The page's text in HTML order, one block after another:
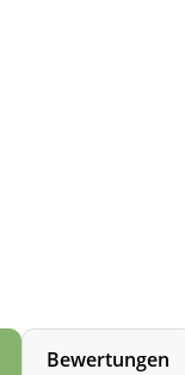
Bewertungen